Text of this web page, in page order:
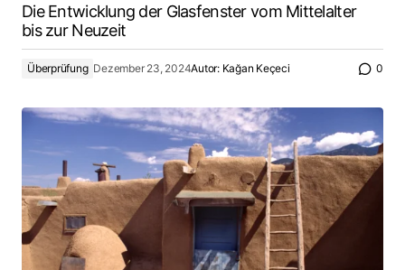
Die Entwicklung der Glasfenster vom Mittelalter
bis zur Neuzeit
Überprüfung Dezember 23, 2024Autor: Kağan Keçeci 0